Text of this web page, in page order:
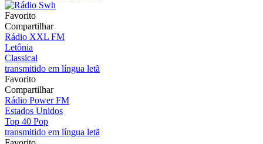
Favorito
Compartilhar
Rádio XXL FM
Letônia
Classical
transmitido em língua letã
Favorito
Compartilhar
Rádio Power FM
Estados Unidos
Top 40 Pop
transmitido em língua letã